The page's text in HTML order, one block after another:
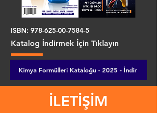
ISBN: 978-625-00-7584-5
Katalog İndirmek İçin Tıklayın
Kimya Formülleri Kataloğu - 2025 - İndir
İLETİŞİM